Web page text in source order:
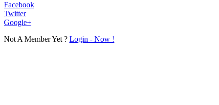
Facebook
Twitter
Google+
Not A Member Yet ? Login - Now !